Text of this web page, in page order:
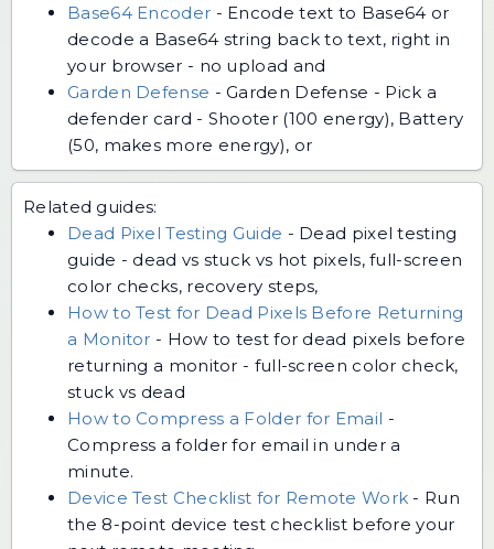
Base64 Encoder - Encode text to Base64 or
decode a Base64 string back to text, right in
your browser - no upload and
Garden Defense -Garden Defense - Pick a
defender card - Shooter (100 energy), Battery
(50, makes more energy), or
Related guides:
Dead Pixel Testing Guide - Dead pixel testing
guide - dead vs stuck vs hot pixels, full-screen
color checks, recovery steps,
How to Test for Dead Pixels Before Returning
a Monitor - How to test for dead pixels before
returning a monitor - full-screen color check,
stuck vs dead
How to Compress a Folder for Email -
Compress a folder for email in under a
minute.
Device Test Checklist for Remote Work - Run
the 8-point device test checklist before your